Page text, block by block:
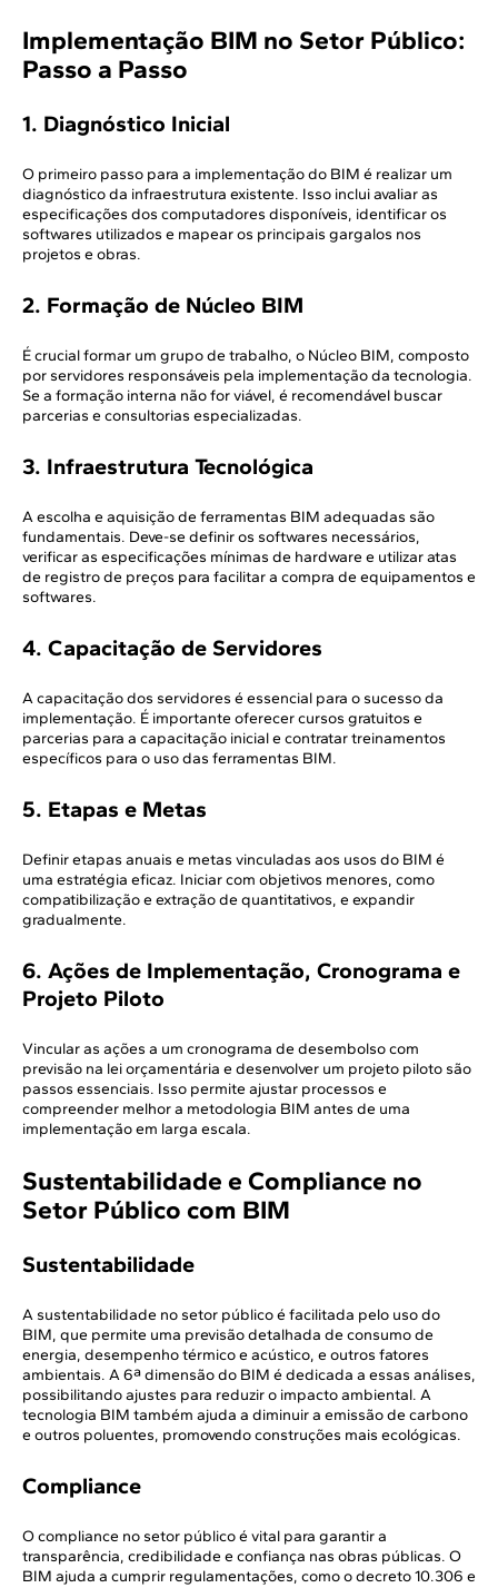
Implementação BIM no Setor Público:
Passo a Passo
1. Diagnóstico Inicial
O primeiro passo para a implementação do BIM é realizar um
diagnóstico da infraestrutura existente. Isso inclui avaliar as
especificações dos computadores disponíveis, identificar os
softwares utilizados e mapear os principais gargalos nos
projetos e obras.
2. Formação de Núcleo BIM
É crucial formar um grupo de trabalho, o Núcleo BIM, composto
por servidores responsáveis pela implementação da tecnologia.
Se a formação interna não for viável, é recomendável buscar
parcerias e consultorias especializadas.
3. Infraestrutura Tecnológica
A escolha e aquisição de ferramentas BIM adequadas são
fundamentais. Deve-se definir os softwares necessários,
verificar as especificações mínimas de hardware e utilizar atas
de registro de preços para facilitar a compra de equipamentos e
softwares.
4. Capacitação de Servidores
A capacitação dos servidores é essencial para o sucesso da
implementação. É importante oferecer cursos gratuitos e
parcerias para a capacitação inicial e contratar treinamentos
específicos para o uso das ferramentas BIM.
5. Etapas e Metas
Definir etapas anuais e metas vinculadas aos usos do BIM é
uma estratégia eficaz. Iniciar com objetivos menores, como
compatibilização e extração de quantitativos, e expandir
gradualmente.
6. Ações de Implementação, Cronograma e
Projeto Piloto
Vincular as ações a um cronograma de desembolso com
previsão na lei orçamentária e desenvolver um projeto piloto são
passos essenciais. Isso permite ajustar processos e
compreender melhor a metodologia BIM antes de uma
implementação em larga escala.
Sustentabilidade e Compliance no
Setor Público com BIM
Sustentabilidade
A sustentabilidade no setor público é facilitada pelo uso do
BIM, que permite uma previsão detalhada de consumo de
energia, desempenho térmico e acústico, e outros fatores
ambientais. A 6ª dimensão do BIM é dedicada a essas análises,
possibilitando ajustes para reduzir o impacto ambiental. A
tecnologia BIM também ajuda a diminuir a emissão de carbono
e outros poluentes, promovendo construções mais ecológicas.
Compliance
O compliance no setor público é vital para garantir a
transparência, credibilidade e confiança nas obras públicas. O
BIM ajuda a cumprir regulamentações, como o decreto 10.306 e